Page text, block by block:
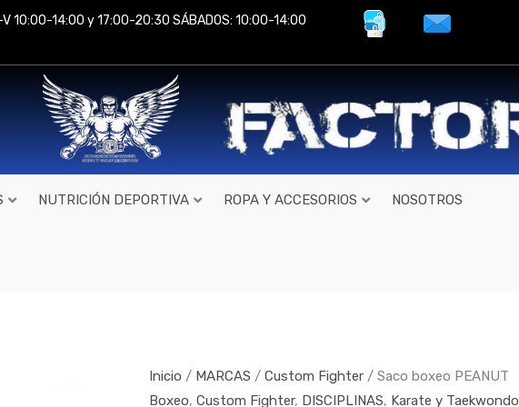
V 10:00-14:00 y 17:00-20:30 SÁBADOS: 10:00-14:00
NUTRICIÓN DEPORTIVA ROPA Y ACCESORIOS NOSOTROS
Inicio / MARCAS /Custom Fighter / Saco boxeo PEANUT
Boxeo,Custom Fighter, DISCIPLINAS, Karate y Taekwondo
cantidad